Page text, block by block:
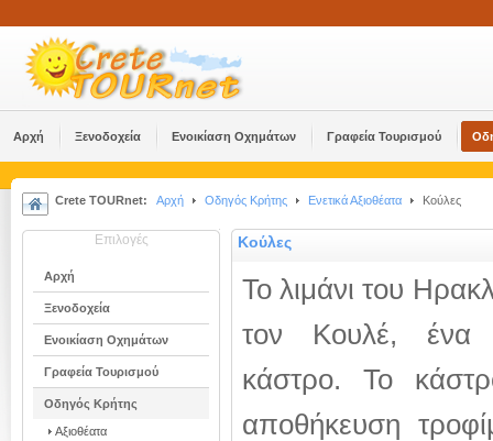
Αρχή Ξενοδοχεία Ενοικίαση Οχημάτων Γραφεία Τουρισμού
Crete TOURnet: Αρχή Οδηγός Κρήτης Ενετικά Αξιοθέατα Κούλες
Επιλογές
Αρχή
Ξενοδοχεία
Ενοικίαση Οχημάτων
Γραφεία Τουρισμού
Οδηγός Κρήτης
Αξιοθέατα
Κούλες
Το λιμάνι του
τον Κουλέ, ένα
κάστρο. Το
αποθήκευση